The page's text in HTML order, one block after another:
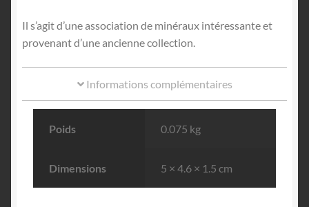
Il s’agit d’une association de minéraux intéressante et
provenant d’une ancienne collection.
Informations complémentaires
Poids 0.075 kg
Dimensions 5 × 4.6 × 1.5 cm